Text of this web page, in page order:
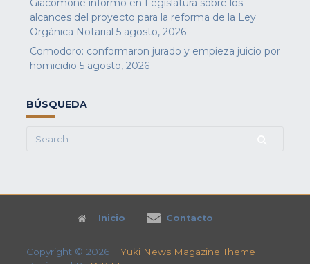
Giacomone informó en Legislatura sobre los
alcances del proyecto para la reforma de la Ley
Orgánica Notarial 5 agosto, 2026
Comodoro: conformaron jurado y empieza juicio por
homicidio 5 agosto, 2026
BÚSQUEDA
Search
Inicio Contacto
Copyright © 2026 Yuki News Magazine Theme